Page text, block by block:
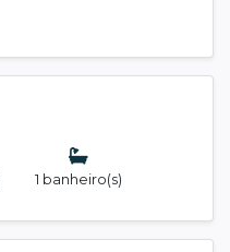
1 banheiro(s)